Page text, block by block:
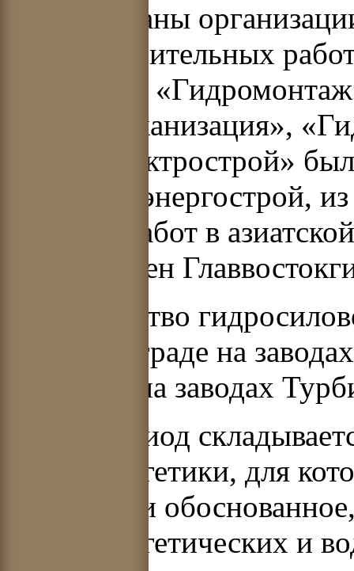
Были созданы
видов строительных
как тресты
«Гидромеханизация»,
«Гидроэлектрострой»
Главгидроэнергострой,
объемов работ в
был выделен
Производство
в г. Ленинграде на
Харькове на заводах
В этот период
гидроэнергетики, для
технически
гидроэнергетических и